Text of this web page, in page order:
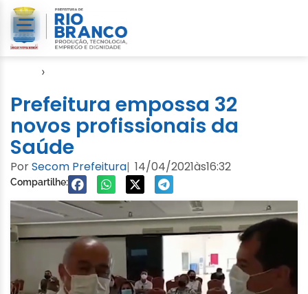
›
Prefeitura empossa 32
novos profissionais da
Saúde
PorSecom Prefeitura| 14/04/2021às16:32
Compartilhe: